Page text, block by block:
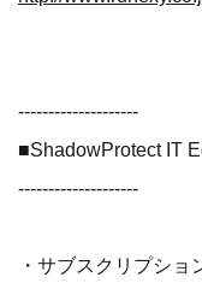
--------------------
■ShadowProtect IT
--------------------
・サブスクリプシ